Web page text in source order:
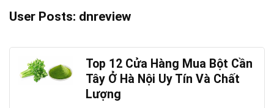
User Posts: dnreview
Top 12 Cửa Hàng Mua Bột Cần
Tây Ở Hà Nội Uy Tín Và Chất
Lượng